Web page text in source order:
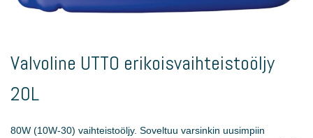
the
of
the
gallery
Valvoline UTTO erikoisvaihteistoöljy
20L
80W (10W-30) vaihteistoöljy. Soveltuu varsinkin uusimpiin